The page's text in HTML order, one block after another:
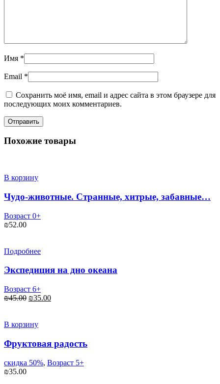
Имя *
Email *
Сохранить моё имя, email и адрес сайта в этом браузере для
последующих моих комментариев.
Похожие товары
В корзину
Чудо-животные. Странные, хитрые, забавные…
Возраст 0+
₪52.00
Подробнее
Экспедиция на дно океана
Возраст 6+
₪45.00 Первоначальная
₪45.00.
₪35.00Текущая
В корзину
Фруктовая радость
скидка 50%, Возраст 5+
₪35.00